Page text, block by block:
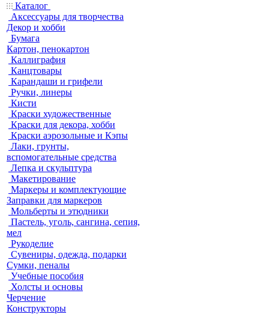
Каталог
Аксессуары для творчества
Декор и хобби
Бумага
Картон, пенокартон
Каллиграфия
Канцтовары
Карандаши и грифели
Ручки, линеры
Кисти
Краски художественные
Краски для декора, хобби
Краски аэрозольные и Кэпы
Лаки, грунты,
вспомогательные средства
Лепка и скульптура
Макетирование
Маркеры и комплектующие
Заправки для маркеров
Мольберты и этюдники
Пастель, уголь, сангина, сепия,
мел
Рукоделие
Сувениры, одежда, подарки
Сумки, пеналы
Учебные пособия
Холсты и основы
Черчение
Конструкторы